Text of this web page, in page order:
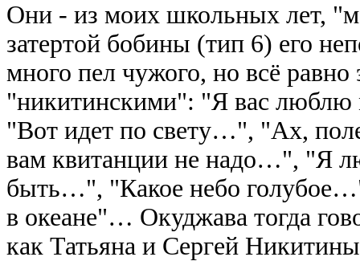
Они - из моих школьных лет,
затертой бобины (тип 6) его
много пел чужого, но всё
"никитинскими": "Я вас
"Вот идет по свету…", "Ах,
вам квитанции не надо…",
быть…", "Какое небо
в океане"… Окуджава тогда
как Татьяна и Сергей